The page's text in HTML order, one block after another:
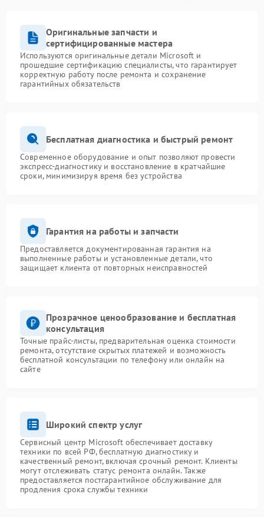
Оригинальные запчасти и
сертифицированные мастера
Используются оригинальные детали Microsoft и
прошедшие сертификацию специалисты, что гарантирует
корректную работу после ремонта и сохранение
гарантийных обязательств
Бесплатная диагностика и быстрый ремонт
Современное оборудование и опыт позволяют провести
экспресс-диагностику и восстановление в кратчайшие
сроки, минимизируя время без устройства
Гарантия на работы и запчасти
Предоставляется документированная гарантия на
выполненные работы и установленные детали, что
защищает клиента от повторных неисправностей
Прозрачное ценообразование и бесплатная
консультация
Точные прайс-листы, предварительная оценка стоимости
ремонта, отсутствие скрытых платежей и возможность
бесплатной консультации по телефону или онлайн на
сайте
Широкий спектр услуг
Сервисный центр Microsoft обеспечивает доставку
техники по всей РФ, бесплатную диагностику и
качественный ремонт, включая срочный ремонт. Клиенты
могут отслеживать статус ремонта онлайн. Также
предоставляется постгарантийное обслуживание для
продления срока службы техники